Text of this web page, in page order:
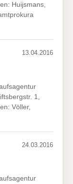
Huijsmans,
13.04.2016
1,
Völler,
24.03.2016